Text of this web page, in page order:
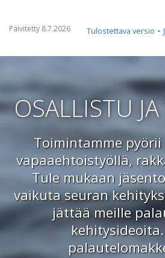
Päivitetty 8.7.2026 Tulostettava versio -
OSALLISTU
Toimintamme pyörii
vapaaehtoistyöllä,
Tule mukaan
vaikuta seuran
jättää meille
kehitysideoita.